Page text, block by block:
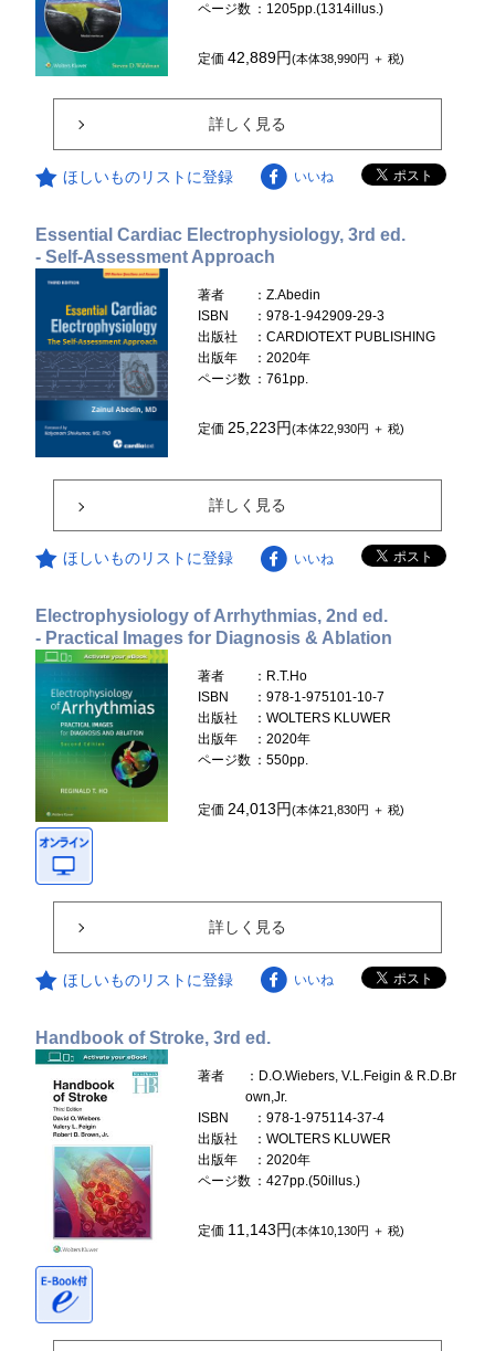
ページ数 ：1205pp.(1314illus.)
定価42,889円(本体38,990円 ＋ 税)
詳しく見る
ほしいものリストに登録 いいね
Essential Cardiac Electrophysiology, 3rd ed.
- Self-Assessment Approach
著者
：Z.Abedin
ISBN
：978-1-942909-29-3
出版社
：CARDIOTEXT PUBLISHING
出版年
：2020年
ページ数 ：761pp.
定価 25,223円(本体22,930円 ＋ 税)
詳しく見る
ほしいものリストに登録 いいね
Electrophysiology of Arrhythmias, 2nd ed.
- Practical Images for Diagnosis & Ablation
著者
：R.T.Ho
ISBN
：978-1-975101-10-7
出版社
：WOLTERS KLUWER
出版年
：2020年
ページ数 ：550pp.
定価24,013円(本体21,830円 ＋ 税)
詳しく見る
ほしいものリストに登録 いいね
Handbook of Stroke, 3rd ed.
著者
：D.O.Wiebers, V.L.Feigin & R.D.Br
own,Jr.
ISBN
：978-1-975114-37-4
出版社
：WOLTERS KLUWER
出版年
：2020年
ページ数 ：427pp.(50illus.)
定価 11,143円(本体10,130円 ＋ 税)